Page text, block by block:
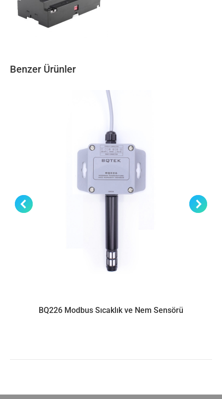
Benzer Ürünler
BQ226 Modbus Sıcaklık ve Nem Sensörü